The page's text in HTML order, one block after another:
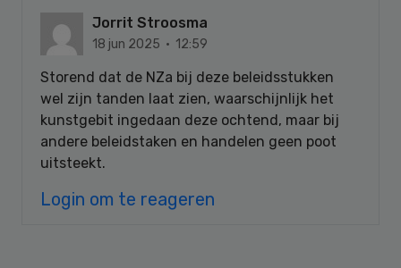
Jorrit Stroosma
18 jun 2025 · 12:59
Storend dat de NZa bij deze beleidsstukken
wel zijn tanden laat zien, waarschijnlijk het
kunstgebit ingedaan deze ochtend, maar bij
andere beleidstaken en handelen geen poot
uitsteekt.
Login om te reageren